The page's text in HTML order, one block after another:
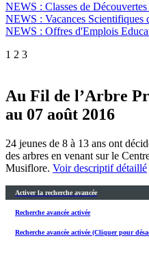
NEWS : Classes de
NEWS : Vacances Scientifiques
NEWS : Offres d'Emplois
1 2 3
Au Fil de l’Arbre
au 07 août 2016
24 jeunes de 8 à 13 ans ont
des arbres en venant sur le
Musiflore. Voir descriptif détaillé
Activer la recherche avancée
Recherche avancée activée
Recherche avancée activée (Cliquer pour